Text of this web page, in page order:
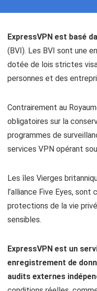
ExpressVPN est basé
(BVI). Les BVI sont une
dotée de lois strictes
personnes et des
Contrairement au
obligatoires sur la
programmes de
services VPN opérant
Les îles Vierges
l’alliance Five Eyes,
protections de la vie
sensibles.
ExpressVPN est un
enregistrement de
audits externes